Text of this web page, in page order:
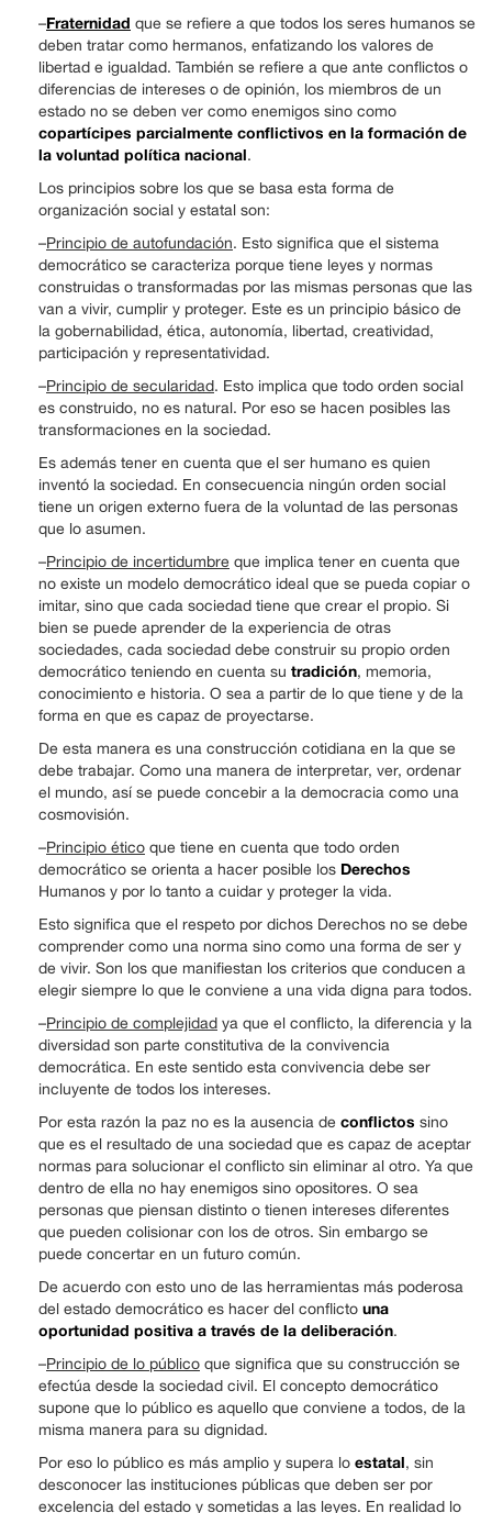
–Fraternidad que se refiere a que todos los seres humanos se
deben tratar como hermanos, enfatizando los valores de
libertad e igualdad. También se refiere a que ante conflictos o
diferencias de intereses o de opinión, los miembros de un
estado no se deben ver como enemigos sino como
copartícipes parcialmente conflictivos en la formación de
la voluntad política nacional.
Los principios sobre los que se basa esta forma de
organización social y estatal son:
–Principio de autofundación. Esto significa que el sistema
democrático se caracteriza porque tiene leyes y normas
construidas o transformadas por las mismas personas que las
van a vivir, cumplir y proteger. Este es un principio básico de
la gobernabilidad, ética, autonomía, libertad, creatividad,
participación y representatividad.
–Principio de secularidad. Esto implica que todo orden social
es construido, no es natural. Por eso se hacen posibles las
transformaciones en la sociedad.
Es además tener en cuenta que el ser humano es quien
inventó la sociedad. En consecuencia ningún orden social
tiene un origen externo fuera de la voluntad de las personas
que lo asumen.
–Principio de incertidumbre que implica tener en cuenta que
no existe un modelo democrático ideal que se pueda copiar o
imitar, sino que cada sociedad tiene que crear el propio. Si
bien se puede aprender de la experiencia de otras
sociedades, cada sociedad debe construir su propio orden
democrático teniendo en cuenta su tradición, memoria,
conocimiento e historia. O sea a partir de lo que tiene y de la
forma en que es capaz de proyectarse.
De esta manera es una construcción cotidiana en la que se
debe trabajar. Como una manera de interpretar, ver, ordenar
el mundo, así se puede concebir a la democracia como una
cosmovisión.
–Principio ético que tiene en cuenta que todo orden
democrático se orienta a hacer posible los Derechos
Humanos y por lo tanto a cuidar y proteger la vida.
Esto significa que el respeto por dichos Derechos no se debe
comprender como una norma sino como una forma de ser y
de vivir. Son los que manifiestan los criterios que conducen a
elegir siempre lo que le conviene a una vida digna para todos.
–Principio de complejidad ya que el conflicto, la diferencia y la
diversidad son parte constitutiva de la convivencia
democrática. En este sentido esta convivencia debe ser
incluyente de todos los intereses.
Por esta razón la paz no es la ausencia de conflictos sino
que es el resultado de una sociedad que es capaz de aceptar
normas para solucionar el conflicto sin eliminar al otro. Ya que
dentro de ella no hay enemigos sino opositores. O sea
personas que piensan distinto o tienen intereses diferentes
que pueden colisionar con los de otros. Sin embargo se
puede concertar en un futuro común.
De acuerdo con esto uno de las herramientas más poderosa
del estado democrático es hacer del conflicto una
oportunidad positiva a través de la deliberación.
–Principio de lo público que significa que su construcción se
efectúa desde la sociedad civil. El concepto democrático
supone que lo público es aquello que conviene a todos, de la
misma manera para su dignidad.
Por eso lo público es más amplio y supera lo estatal, sin
desconocer las instituciones públicas que deben ser por
excelencia del estado y sometidas a las leyes. En realidad lo